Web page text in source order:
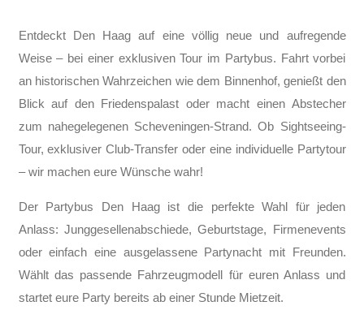
Entdeckt Den Haag auf eine völlig neue und aufregende
Weise – bei einer exklusiven Tour im Partybus. Fahrt vorbei
an historischen Wahrzeichen wie dem Binnenhof, genießt den
Blick auf den Friedenspalast oder macht einen Abstecher
zum nahegelegenen Scheveningen-Strand. Ob Sightseeing-
Tour, exklusiver Club-Transfer oder eine individuelle Partytour
– wir machen eure Wünsche wahr!
Der Partybus Den Haag ist die perfekte Wahl für jeden
Anlass: Junggesellenabschiede, Geburtstage, Firmenevents
oder einfach eine ausgelassene Partynacht mit Freunden.
Wählt das passende Fahrzeugmodell für euren Anlass und
startet eure Party bereits ab einer Stunde Mietzeit.